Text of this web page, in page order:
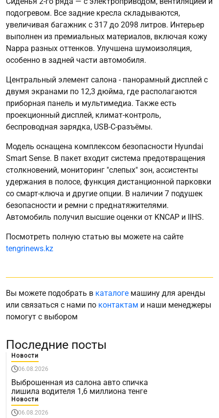
подогревом. Все задние кресла складываются,
увеличивая багажник с 317 до 2098 литров. Интерьер
выполнен из премиальных материалов, включая кожу
Nappa разных оттенков. Улучшена шумоизоляция,
особенно в задней части автомобиля.
Центральный элемент салона - панорамный дисплей с
двумя экранами по 12,3 дюйма, где располагаются
приборная панель и мультимедиа. Также есть
проекционный дисплей, климат-контроль,
беспроводная зарядка, USB-C-разъёмы.
Модель оснащена комплексом безопасности Hyundai
Smart Sense. В пакет входит система предотвращения
столкновений, мониторинг "слепых" зон, ассистенты
удержания в полосе, функция дистанционной парковки
со смарт-ключа и другие опции. В наличии 7 подушек
безопасности и ремни с преднатяжителями.
Автомобиль получил высшие оценки от KNCAP и IIHS.
Посмотреть полную статью вы можете на сайте
tengrinews.kz
Вы можете подобрать в каталоге машину для аренды
или связаться с нами по контактам и наши менеджеры
помогут с выбором
Последние посты
Новости
06.08.2026
Выброшенная из салона авто спичка
лишила водителя 1,6 миллиона тенге
Новости
06.08.2026